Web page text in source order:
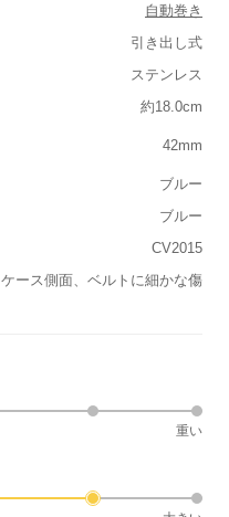
自動巻き
引き出し式
ステンレス
約18.0cm
42mm
ブルー
ブルー
CV2015
ケース側面、ベルトに細かな傷
重い